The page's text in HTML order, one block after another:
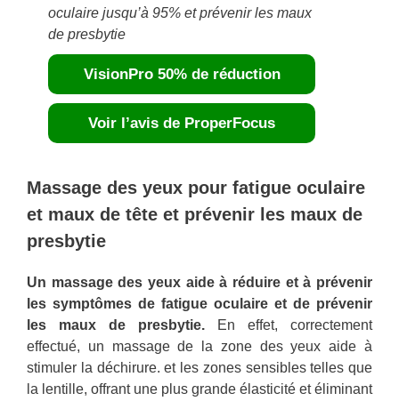
oculaire jusqu’à 95% et prévenir les maux
de presbytie
VisionPro 50% de réduction
Voir l’avis de ProperFocus
Massage des yeux pour fatigue oculaire
et maux de tête et prévenir les maux de
presbytie
Un massage des yeux aide à réduire et à prévenir
les symptômes de fatigue oculaire et de prévenir
les maux de presbytie. En effet, correctement
effectué, un massage de la zone des yeux aide à
stimuler la déchirure. et les zones sensibles telles que
la lentille, offrant une plus grande élasticité et éliminant